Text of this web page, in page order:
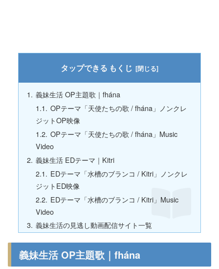
もくじ
義妹生活 OP主題歌｜fhána
OPテーマ「天使たちの歌 / fhána」ノンクレ
ジットOP映像
OPテーマ「天使たちの歌 / fhána」Music
Video
義妹生活 EDテーマ｜Kitri
EDテーマ「水槽のブランコ / Kitri」ノンクレ
ジットED映像
EDテーマ「水槽のブランコ / Kitri」Music
Video
義妹生活の見逃し動画配信サイト一覧
義妹生活 OP主題歌｜fhána